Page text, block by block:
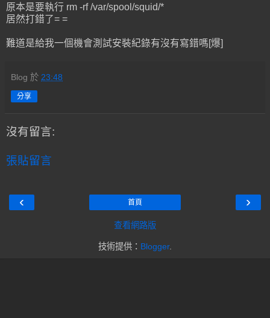
原本是要執行 rm -rf /var/spool/squid/*
居然打錯了= =
難道是給我一個機會測試安裝紀錄有沒有寫錯嗎[爆]
Blog 於 23:48
分享
沒有留言:
張貼留言
‹ ›
首頁
查看網路版
技術提供： Blogger.